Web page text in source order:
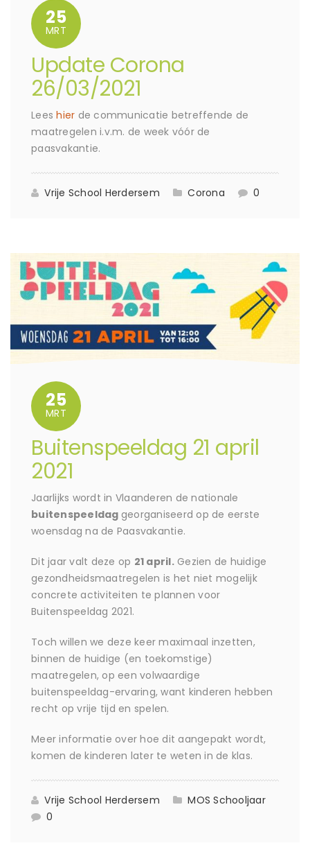
25
MRT
Update Corona
26/03/2021
Leeshier de communicatie betreffende de
maatregelen i.v.m. de week vóór de
paasvakantie.
Vrije School Herdersem Corona 0
25
MRT
Buitenspeeldag 21 april
2021
Jaarlijks wordt in Vlaanderen de nationale
buitenspeeldag georganiseerd op de eerste
woensdag na de Paasvakantie.
Dit jaar valt deze op 21 april.Gezien de huidige
gezondheidsmaatregelen is het niet mogelijk
concrete activiteiten te plannen voor
Buitenspeeldag 2021.
Toch willen we deze keer maximaal inzetten,
binnen de huidige (en toekomstige)
maatregelen, op een volwaardige
buitenspeeldag-ervaring, want kinderen hebben
recht op vrije tijd en spelen.
Meer informatie over hoe dit aangepakt wordt,
komen de kinderen later te weten in de klas.
Vrije School Herdersem MOS Schooljaar
0